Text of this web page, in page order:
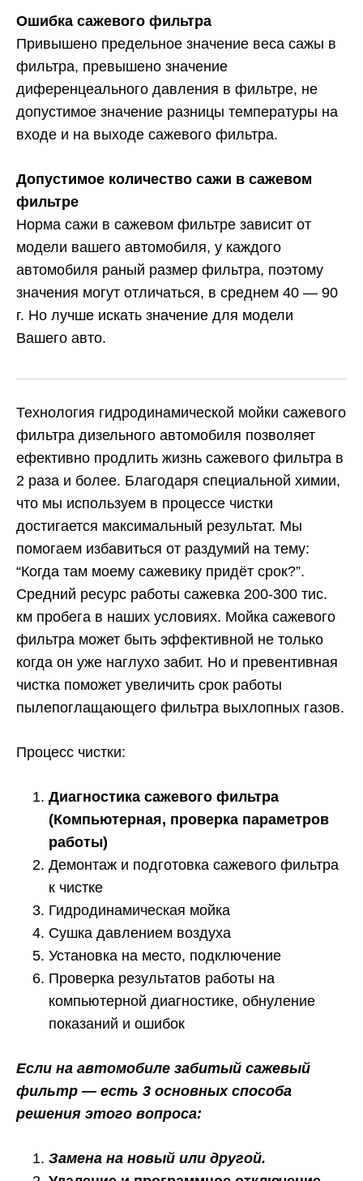
Ошибка сажевого фильтра
Привышено предельное значение веса сажы в
фильтра, превышено значение
диференцеального давления в фильтре, не
допустимое значение разницы температуры на
входе и на выходе сажевого фильтра.
Допустимое количество сажи в сажевом
фильтре
Норма сажи в сажевом фильтре зависит от
модели вашего автомобиля, у каждого
автомобиля раный размер фильтра, поэтому
значения могут отличаться, в среднем 40 — 90
г. Но лучше искать значение для модели
Вашего авто.
Технология гидродинамической мойки сажевого
фильтра дизельного автомобиля позволяет
ефективно продлить жизнь сажевого фильтра в
2 раза и более. Благодаря специальной химии,
что мы используем в процессе чистки
достигается максимальный результат. Мы
помогаем избавиться от раздумий на тему:
“Когда там моему сажевику придёт срок?”.
Средний ресурс работы сажевка 200-300 тис.
км пробега в наших условиях. Мойка сажевого
фильтра может быть эффективной не только
когда он уже наглухо забит. Но и превентивная
чистка поможет увеличить срок работы
пылепоглащающего фильтра выхлопных газов.
Процесс чистки:
Диагностика сажевого фильтра
(Компьютерная, проверка параметров
работы)
Демонтаж и подготовка сажевого фильтра
к чистке
Гидродинамическая мойка
Сушка давлением воздуха
Установка на место, подключение
Проверка результатов работы на
компьютерной диагностике, обнуление
показаний и ошибок
Если на автомобиле забитый сажевый
фильтр — есть 3 основных способа
решения этого вопроса:
Замена на новый или другой.